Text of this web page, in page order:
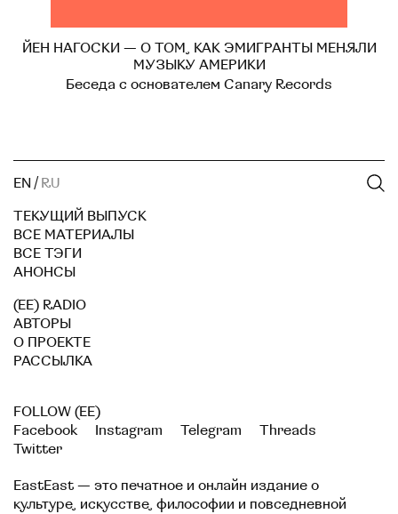
ЙЕН НАГОСКИ — О ТОМ, КАК ЭМИГРАНТЫ МЕНЯЛИ
МУЗЫКУ АМЕРИКИ
Беседа с основателем Canary Records
EN / RU
ТЕКУЩИЙ ВЫПУСК
ВСЕ МАТЕРИАЛЫ
ВСЕ ТЭГИ
АНОНСЫ
(EE) RADIO
АВТОРЫ
О ПРОЕКТЕ
РАССЫЛКА
FOLLOW (EE)
Facebook
Instagram Telegram
Threads
Twitter
EastEast — это печатное и онлайн издание о
культуре, искусстве, философии и повседневной